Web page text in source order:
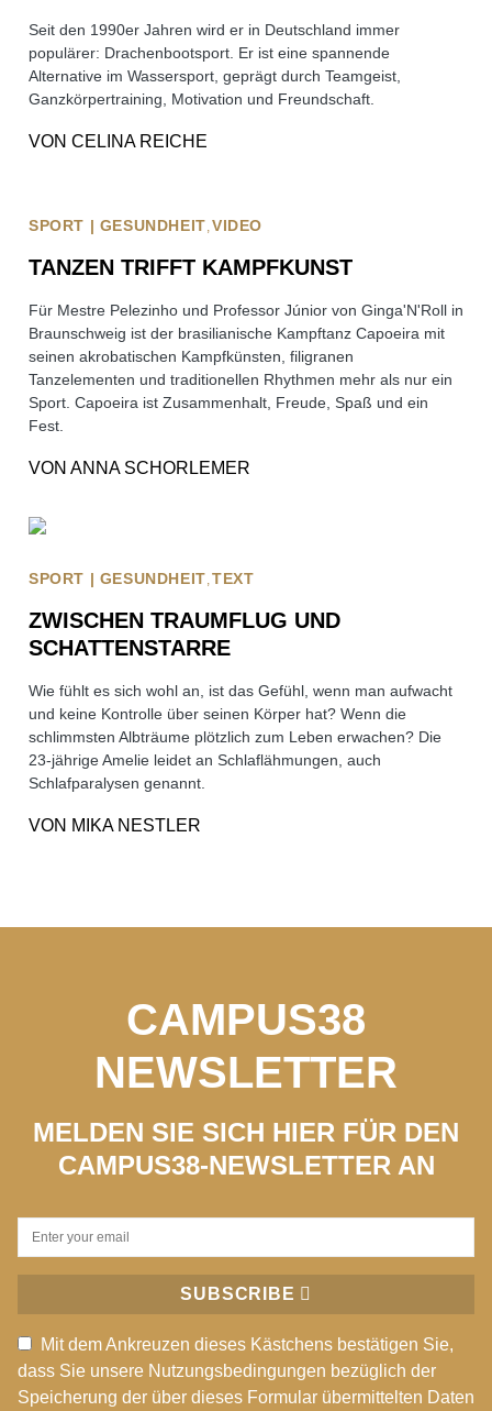
Seit den 1990er Jahren wird er in Deutschland immer
populärer: Drachenbootsport. Er ist eine spannende
Alternative im Wassersport, geprägt durch Teamgeist,
Ganzkörpertraining, Motivation und Freundschaft.
VON CELINA REICHE
SPORT | GESUNDHEIT VIDEO
TANZEN TRIFFT KAMPFKUNST
Für Mestre Pelezinho und Professor Júnior von Ginga'N'Roll in
Braunschweig ist der brasilianische Kampftanz Capoeira mit
seinen akrobatischen Kampfkünsten, filigranen
Tanzelementen und traditionellen Rhythmen mehr als nur ein
Sport. Capoeira ist Zusammenhalt, Freude, Spaß und ein
Fest.
VON ANNA SCHORLEMER
SPORT | GESUNDHEIT TEXT
ZWISCHEN TRAUMFLUG UND
SCHATTENSTARRE
Wie fühlt es sich wohl an, ist das Gefühl, wenn man aufwacht
und keine Kontrolle über seinen Körper hat? Wenn die
schlimmsten Albträume plötzlich zum Leben erwachen? Die
23-jährige Amelie leidet an Schlaflähmungen, auch
Schlafparalysen genannt.
VON MIKA NESTLER
CAMPUS38
NEWSLETTER
MELDEN SIE SICH HIER FÜR DEN
CAMPUS38-NEWSLETTER AN
SUBSCRIBE
Mit dem Ankreuzen dieses Kästchens bestätigen Sie,
dass Sie unsere Nutzungsbedingungen bezüglich der
Speicherung der über dieses Formular übermittelten Daten